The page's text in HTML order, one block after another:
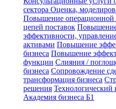
сектора Оценка,
Повышение операционной
цепей поставок
эффективности,
активами Повышение
бизнеса Повышение
функции Слияния /
бизнеса Сопровождение
трансформация бизнеса
решения Технологический
Академия бизнеса Б1